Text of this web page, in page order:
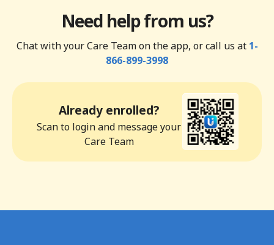
Need help from us?
Chat with your Care Team on the app, or call us at 1-
866-899-3998
Already enrolled?
Scan to login and message your
Care Team